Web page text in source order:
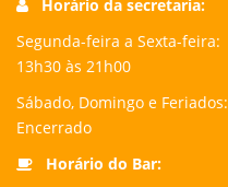
Horário da secretaria:
Segunda-feira a Sexta-feira:
13h30 às 21h00
Sábado, Domingo e Feriados:
Encerrado
Horário do Bar: